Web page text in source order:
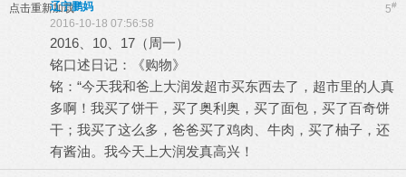
点击重新加载 5#
辽宁鹏妈
2016-10-18 07:56:58
2016、10、17（周一）
铭口述日记：《购物》
铭：“今天我和爸上大润发超市买东西去了，超市里的人真
多啊！我买了饼干，买了奥利奥，买了面包，买了百奇饼
干；我买了这么多，爸爸买了鸡肉、牛肉，买了柚子，还
有酱油。我今天上大润发真高兴！